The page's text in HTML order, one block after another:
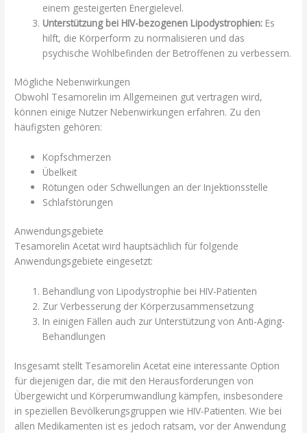
einem gesteigerten Energielevel.
Unterstützung bei HIV-bezogenen Lipodystrophien: Es
hilft, die Körperform zu normalisieren und das
psychische Wohlbefinden der Betroffenen zu verbessern.
Mögliche Nebenwirkungen
Obwohl Tesamorelin im Allgemeinen gut vertragen wird,
können einige Nutzer Nebenwirkungen erfahren. Zu den
häufigsten gehören:
Kopfschmerzen
Übelkeit
Rötungen oder Schwellungen an der Injektionsstelle
Schlafstörungen
Anwendungsgebiete
Tesamorelin Acetat wird hauptsächlich für folgende
Anwendungsgebiete eingesetzt:
Behandlung von Lipodystrophie bei HIV-Patienten
Zur Verbesserung der Körperzusammensetzung
In einigen Fällen auch zur Unterstützung von Anti-Aging-
Behandlungen
Insgesamt stellt Tesamorelin Acetat eine interessante Option
für diejenigen dar, die mit den Herausforderungen von
Übergewicht und Körperumwandlung kämpfen, insbesondere
in speziellen Bevölkerungsgruppen wie HIV-Patienten. Wie bei
allen Medikamenten ist es jedoch ratsam, vor der Anwendung